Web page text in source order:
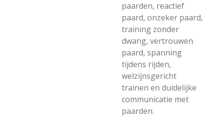
paarden, reactief
paard, onzeker paard,
training zonder
dwang, vertrouwen
paard, spanning
tijdens rijden,
welzijnsgericht
trainen en duidelijke
communicatie met
paarden.